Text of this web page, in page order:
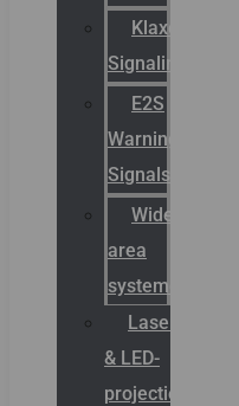
Klaxon
Signaling
E2S
Warning
Signals
Wide
area
systemen
Laserbelijning
& LED-
projectie